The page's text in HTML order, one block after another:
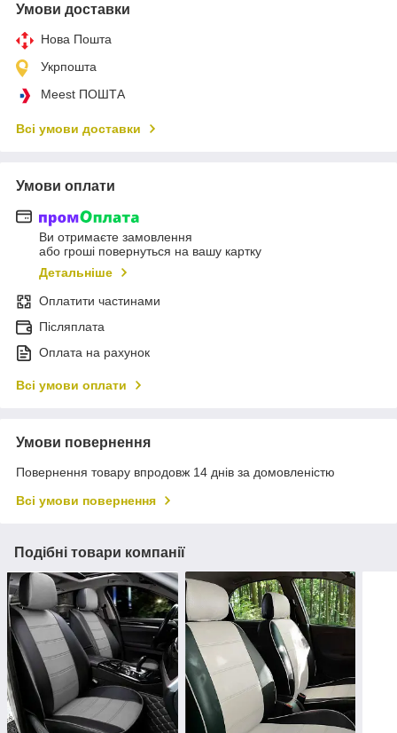
Умови доставки
Нова Пошта
Укрпошта
Meest ПОШТА
Всі умови доставки
Умови оплати
Ви отримаєте замовлення
або гроші повернуться на вашу картку
Детальніше
Оплатити частинами
Післяплата
Оплата на рахунок
Всі умови оплати
Умови повернення
Повернення товару впродовж 14 днів за домовленістю
Всі умови повернення
Подібні товари компанії